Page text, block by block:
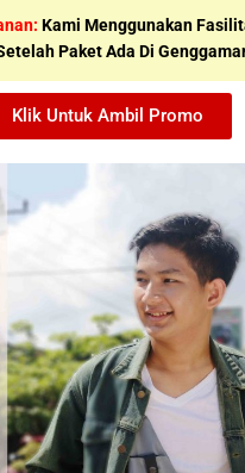
Kami Menggunakan
Paket Ada Di
Klik Untuk Ambil Promo